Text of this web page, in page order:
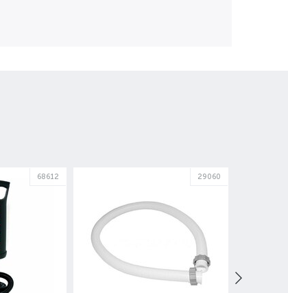
68612 29060